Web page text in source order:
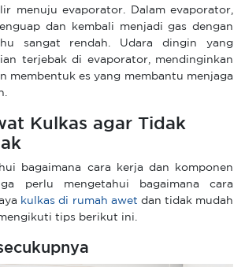
menuju evaporator. Dalam evaporator,
dan kembali menjadi gas dengan
sangat rendah. Udara dingin yang
terjebak di evaporator, mendinginkan
membentuk es yang membantu menjaga
Kulkas agar Tidak
bagaimana cara kerja dan komponen
perlu mengetahui bagaimana cara
kulkas di rumah awet dan tidak mudah
tips berikut ini.